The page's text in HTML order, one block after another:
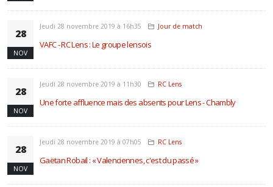
28
NOV
Jeudi 28 novembre 2019 à 16h35 Jour de match
VAFC - RC Lens : Le groupe lensois
28
NOV
Jeudi 28 novembre 2019 à 11h30 RC Lens
Une forte affluence mais des absents pour Lens - Chambly
28
NOV
Jeudi 28 novembre 2019 à 07h05 RC Lens
Gaëtan Robail : « Valenciennes, c'est du passé »